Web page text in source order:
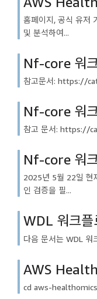
홈페이지, 공식 유저
및 분석하여...
Nf-core 워
참고문서: https://
Nf-core 워
참고 문서: https://
Nf-core 워
2025년 5월 22일 현
인 검증을 필...
WDL 워크
다음 문서는 WDL
AWS
cd aws-